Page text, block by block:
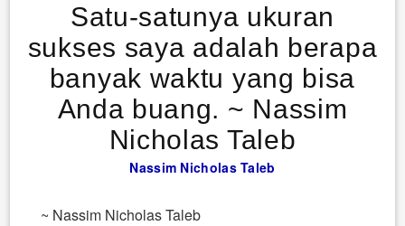
Satu-satunya ukuran
sukses saya adalah berapa
banyak waktu yang bisa
Anda buang. ~ Nassim
Nicholas Taleb
Nassim Nicholas Taleb
~ Nassim Nicholas Taleb